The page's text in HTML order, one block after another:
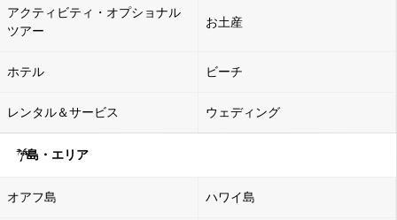
アクティビティ・オプショナル
ツアー
お土産
ホテル ビーチ
レンタル＆サービス ウェディング
島・エリア
オアフ島 ハワイ島